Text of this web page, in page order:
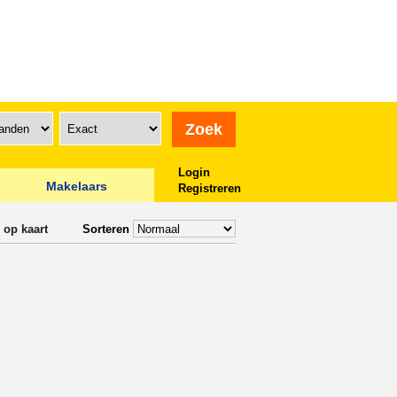
Makelaars
Login
Registreren
Sorteren
op kaart